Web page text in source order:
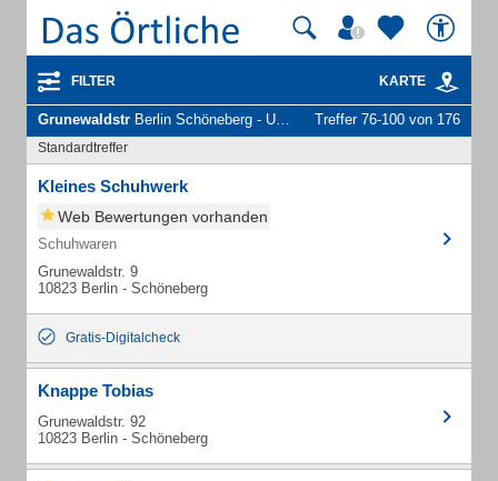
FILTER KARTE
Grunewaldstr Berlin Schöneberg - Unternehmen und Personen Treffer 76-100 von 176
Standardtreffer
Kleines Schuhwerk
Web Bewertungen vorhanden
Schuhwaren
Grunewaldstr. 9
10823 Berlin - Schöneberg
Gratis-Digitalcheck
Knappe Tobias
Grunewaldstr. 92
10823 Berlin - Schöneberg